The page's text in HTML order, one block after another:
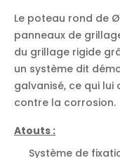
Le poteau rond de
panneaux de
du grillage rigide
un système dit
galvanisé, ce qui
contre la corrosion.
Atouts :
Système de